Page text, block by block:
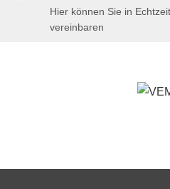
Hier können Sie in
vereinbaren